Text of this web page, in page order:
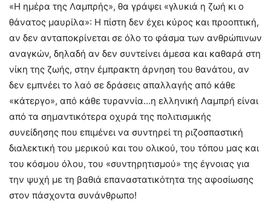
«Η ημέρα της Λαμπρής», θα γράψει «γλυκιά η ζωή κι ο
θάνατος μαυρίλα»: Η πίστη δεν έχει κύρος και προοπτική,
αν δεν ανταποκρίνεται σε όλο το φάσμα των ανθρώπινων
αναγκών, δηλαδή αν δεν συντείνει άμεσα και καθαρά στη
νίκη της ζωής, στην έμπρακτη άρνηση του θανάτου, αν
δεν εμπνέει το λαό σε δράσεις απαλλαγής από κάθε
«κάτεργο», από κάθε τυραννία…η ελληνική Λαμπρή είναι
από τα σημαντικότερα οχυρά της πολιτισμικής
συνείδησης που επιμένει να συντηρεί τη ριζοσπαστική
διαλεκτική του μερικού και του ολικού, του τόπου μας και
του κόσμου όλου, του «συντηρητισμού» της έγνοιας για
την ψυχή με τη βαθιά επαναστατικότητα της αφοσίωσης
στον πάσχοντα συνάνθρωπο!